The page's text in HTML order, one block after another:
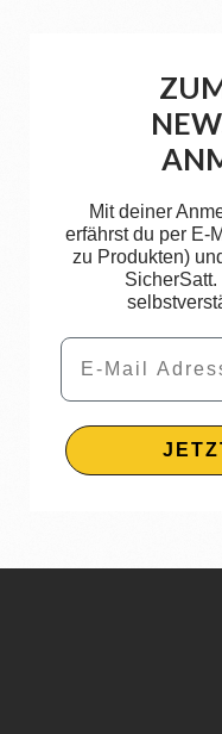
Mit deiner
erfährst du per E-
zu Produkten)
Email